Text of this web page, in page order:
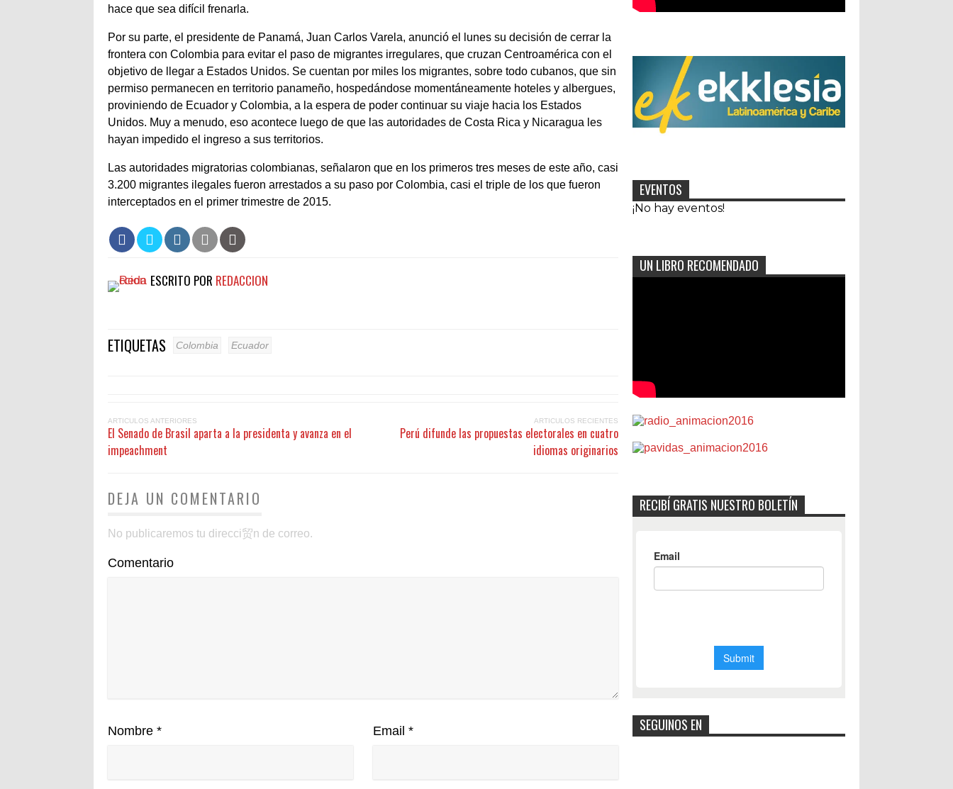
hace que sea difícil frenarla.
Por su parte, el presidente de Panamá, Juan Carlos Varela, anunció el lunes su decisión de cerrar la
frontera con Colombia para evitar el paso de migrantes irregulares, que cruzan Centroamérica con el
objetivo de llegar a Estados Unidos. Se cuentan por miles los migrantes, sobre todo cubanos, que sin
permiso permanecen en territorio panameño, hospedándose momentáneamente hoteles y albergues,
proviniendo de Ecuador y Colombia, a la espera de poder continuar su viaje hacia los Estados
Unidos. Muy a menudo, eso acontece luego de que las autoridades de Costa Rica y Nicaragua les
hayan impedido el ingreso a sus territorios.
Las autoridades migratorias colombianas, señalaron que en los primeros tres meses de este año, casi
3.200 migrantes ilegales fueron arrestados a su paso por Colombia, casi el triple de los que fueron
interceptados en el primer trimestre de 2015.
ESCRITO POR REDACCION
ETIQUETAS Colombia Ecuador
ARTICULOS ANTERIORES
El Senado de Brasil aparta a la presidenta y avanza en el
impeachment
ARTICULOS RECIENTES
Perú difunde las propuestas electorales en cuatro
idiomas originarios
DEJA UN COMENTARIO
No publicaremos tu direcci贸n de correo.
Comentario
Nombre * Email*
EVENTOS
¡No hay eventos!
UN LIBRO RECOMENDADO
RECIBÍ GRATIS NUESTRO BOLETÍN
SEGUINOS EN